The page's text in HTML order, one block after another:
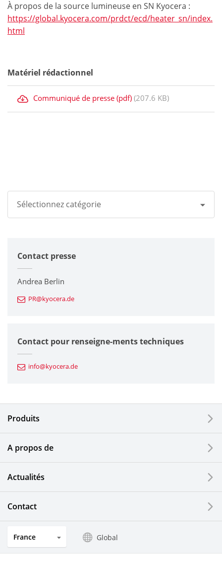
À propos de la source lumineuse en SN Kyocera :
https://global.kyocera.com/prdct/ecd/heater_sn/index.
html
Matériel rédactionnel
Communiqué de presse (pdf) (207.6 KB)
Sélectionnez catégorie
Groupe Kyocera
Imprimantes / Multifonctions
Composants en céramique fine
Composants automobiles
Composants électroniques
Composants optiques
Ecrans LCD et solutions tactiles
Systèmes électriques solaires
Produits de cuisine
Contact presse
Andrea Berlin
PR@kyocera.de
Contact pour renseigne-ments techniques
info@kyocera.de
Produits
A propos de
Actualités
Contact
France Global